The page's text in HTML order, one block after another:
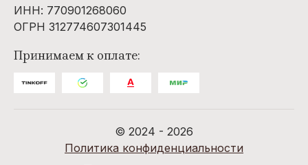
ИНН: 770901268060
ОГРН 312774607301445
Принимаем к оплате:
© 2024 - 2026
Политика конфиденциальности